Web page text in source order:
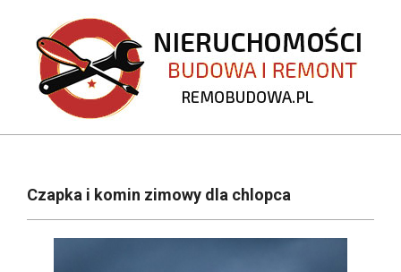
content
REMOBUDOWA.PL
NavigationCzapka i komin zimowy dla chlopca